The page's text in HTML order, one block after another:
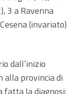
3 a Ravenna
(invariato)
dall’inizio
alla provincia di